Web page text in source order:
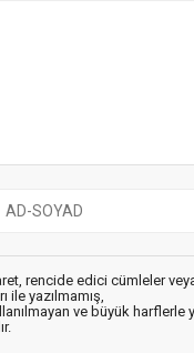
rencide edici cümleler
ile yazılmamış,
ve büyük harflerle